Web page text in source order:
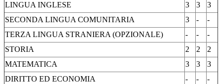
LINGUA INGLESE
3 3
3
SECONDA LINGUA COMUNITARIA
3 -
-
TERZA LINGUA STRANIERA (OPZIONALE)
- -
-
STORIA
2 2
2
MATEMATICA
3 3
3
DIRITTO ED ECONOMIA
- -
-